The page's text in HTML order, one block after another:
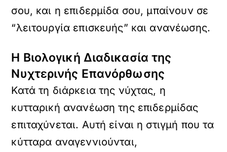
σου, και η επιδερμίδα σου, μπαίνουν σε
“λειτουργία επισκευής” και ανανέωσης.
Η Βιολογική Διαδικασία της
Νυχτερινής Επανόρθωσης
Κατά τη διάρκεια της νύχτας, η
κυτταρική ανανέωση της επιδερμίδας
επιταχύνεται. Αυτή είναι η στιγμή που τα
κύτταρα αναγεννιούνται,